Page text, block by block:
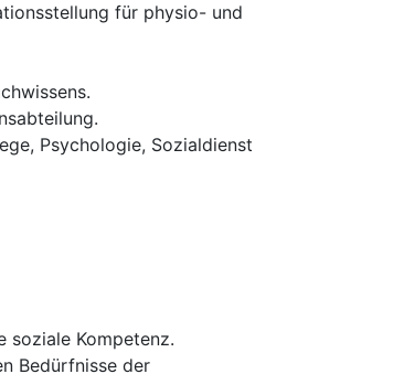
für physio- und
Psychologie, Sozialdienst
soziale Kompetenz.
Bedürfnisse der